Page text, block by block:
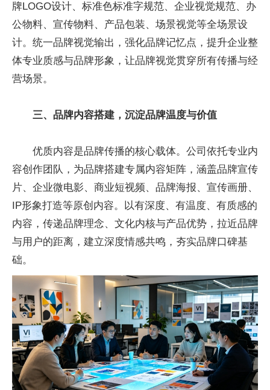
牌LOGO设计、标准色标准字规范、企业视觉规范、办
公物料、宣传物料、产品包装、场景视觉等全场景设
计。统一品牌视觉输出，强化品牌记忆点，提升企业整
体专业质感与品牌形象，让品牌视觉贯穿所有传播与经
营场景。
三、品牌内容搭建，沉淀品牌温度与价值
优质内容是品牌传播的核心载体。公司依托专业内
容创作团队，为品牌搭建专属内容矩阵，涵盖品牌宣传
片、企业微电影、商业短视频、品牌海报、宣传画册、
IP形象打造等原创内容。以有深度、有温度、有质感的
内容，传递品牌理念、文化内核与产品优势，拉近品牌
与用户的距离，建立深度情感共鸣，夯实品牌口碑基
础。